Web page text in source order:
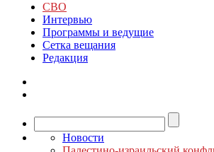
СВО
Интервью
Программы и ведущие
Сетка вещания
Редакция
Новости